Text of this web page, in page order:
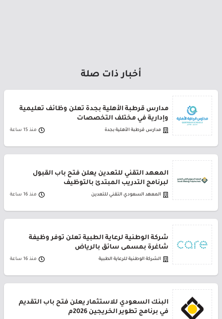
أخبار ذات صلة
مدارس قرطبة الأهلية بجدة تعلن وظائف تعليمية
وإدارية في مختلف التخصصات
مدارس قرطبة الأهلية بجدة منذ 15 ساعة
المعهد التقني للتعدين يعلن فتح باب القبول
لبرنامج التدريب المبتدئ بالتوظيف
المعهد السعودي التقني للتعدين منذ 16 ساعة
شركة الوطنية لرعاية الطبية تعلن توفر وظيفة
شاغرة بمسمى سائق بالرياض
الشركة الوطنية للرعاية الطبية منذ 16 ساعة
البنك السعودي للاستثمار يعلن فتح باب التقديم
في برنامج تطوير الخريجين 2026م